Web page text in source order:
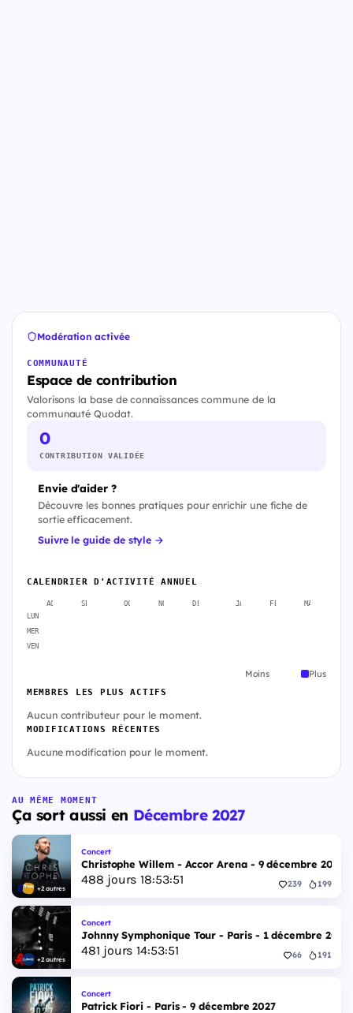
Modération activée
COMMUNAUTÉ
Espace de contribution
Valorisons la base de connaissances commune de la
communauté Quodat.
0
CONTRIBUTION VALIDÉE
Envie d'aider ?
Découvre les bonnes pratiques pour enrichir une fiche de
sortie efficacement.
Suivre le guide de style →
CALENDRIER D'ACTIVITÉ ANNUEL
AOÛT SEPT. OCT. NOV. DÉC. JANV. FÉVR. MARS
LUN
MER
VEN
Moins Plus
MEMBRES LES PLUS ACTIFS
Aucun contributeur pour le moment.
MODIFICATIONS RÉCENTES
Aucune modification pour le moment.
AU MÊME MOMENT
Ça sort aussi en Décembre 2027
+2 autres
Concert
Christophe Willem - Accor Arena - 9 décembre 2027
488 jours 18:53:50 239 199
+2 autres
Concert
Johnny Symphonique Tour - Paris - 1 décembre 2027
481 jours 14:53:50 66 191
Concert
Patrick Fiori - Paris - 9 décembre 2027